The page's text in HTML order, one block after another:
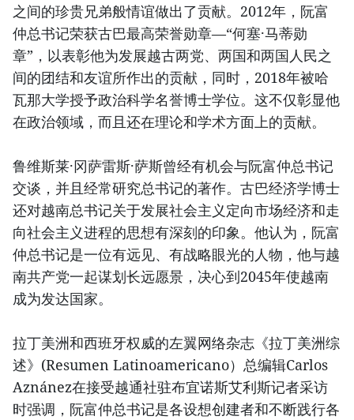
之间的珍贵兄弟般情谊做出了贡献。2012年，阮富
仲总书记荣获古巴最高荣誉勋章—“何塞·马蒂勋
章”，以表彰他为发展越古两党、两国和两国人民之
间的团结和友谊所作出的贡献，同时，2018年被哈
瓦那大学授予政治科学名誉博士学位。这不仅彰显他
在政治领域，而且还在理论和学术方面上的贡献。
鲁维斯莱·冈萨雷斯·萨斯曾经有机会与阮富仲总书记
交谈，并且经常研究总书记的著作。古巴经济学博士
还对越南总书记关于发展社会主义定向市场经济和走
向社会主义进程的思想有深刻的印象。他认为，阮富
仲总书记是一位有远见、有战略眼光的人物，他与越
南共产党一起谋划长远愿景，决心到2045年使越南
成为发达国家。
拉丁美洲和西班牙权威的左翼网络杂志《拉丁美洲综
述》(Resumen Latinoamericano）总编辑Carlos
Aznánez在接受越通社驻布宜诺斯艾利斯记者采访
时强调，阮富仲总书记是各设想创建者和不断践行各